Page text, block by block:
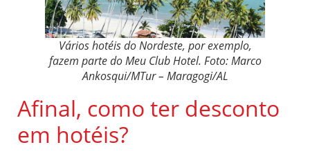
Vários hotéis do Nordeste, por exemplo,
fazem parte do Meu Club Hotel. Foto: Marco
Ankosqui/MTur – Maragogi/AL
Afinal, como ter desconto
em hotéis?